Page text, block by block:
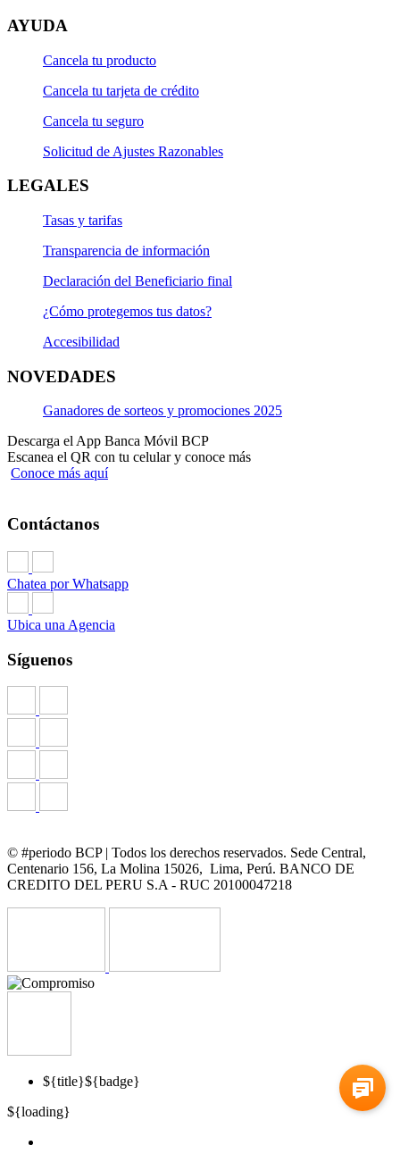
AYUDA
Cancela tu producto
Cancela tu tarjeta de crédito
Cancela tu seguro
Solicitud de Ajustes Razonables
LEGALES
Tasas y tarifas
Transparencia de información
Declaración del Beneficiario final
¿Cómo protegemos tus datos?
Accesibilidad
NOVEDADES
Ganadores de sorteos y promociones 2025
Descarga el App Banca Móvil BCP
Escanea el QR con tu celular y conoce más
Conoce más aquí
Contáctanos
Chatea por Whatsapp
Ubica una Agencia
Síguenos
© #periodo BCP | Todos los derechos reservados. Sede Central,
Centenario 156, La Molina 15026, Lima, Perú. BANCO DE
CREDITO DEL PERU S.A - RUC 20100047218
${title}${badge}
${loading}